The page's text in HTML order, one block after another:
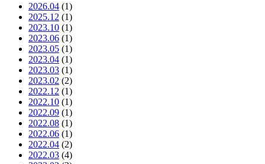
2026.04 (1)
2025.12 (1)
2023.10 (1)
2023.06 (1)
2023.05 (1)
2023.04 (1)
2023.03 (1)
2023.02 (2)
2022.12 (1)
2022.10 (1)
2022.09 (1)
2022.08 (1)
2022.06 (1)
2022.04 (2)
2022.03 (4)